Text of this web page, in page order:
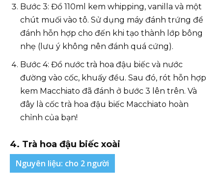
Bước 3: Đổ 110ml kem whipping, vanilla và một
chút muối vào tô. Sử dụng máy đánh trứng để
đánh hỗn hợp cho đến khi tạo thành lớp bông
nhẹ (lưu ý không nên đánh quá cứng).
Bước 4: Đổ nước trà hoa đậu biếc và nước
đường vào cốc, khuấy đều. Sau đó, rót hỗn hợp
kem Macchiato đã đánh ở bước 3 lên trên. Và
đây là cốc trà hoa đậu biếc Macchiato hoàn
chỉnh của bạn!
4. Trà hoa đậu biếc xoài
Nguyên liệu: cho 2 người